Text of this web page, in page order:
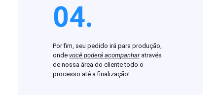
04.
Por fim, seu pedido irá para produção,
ondevocê poderá acompanharatravés
de nossa área do cliente todo o
processo até a finalização!